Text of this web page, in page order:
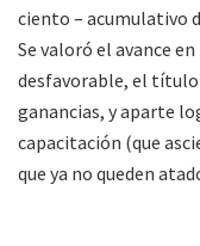
ciento – acumulativo
Se valoró el avance
desfavorable, el título
ganancias, y aparte
capacitación (que
que ya no queden